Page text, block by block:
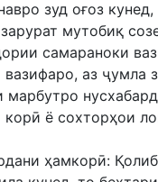
зуд оғоз кунед,
мутобиқ
самараноки
аз ҷумла
марбутро
корӣ ё сохторҳои
ҳамкорӣ: